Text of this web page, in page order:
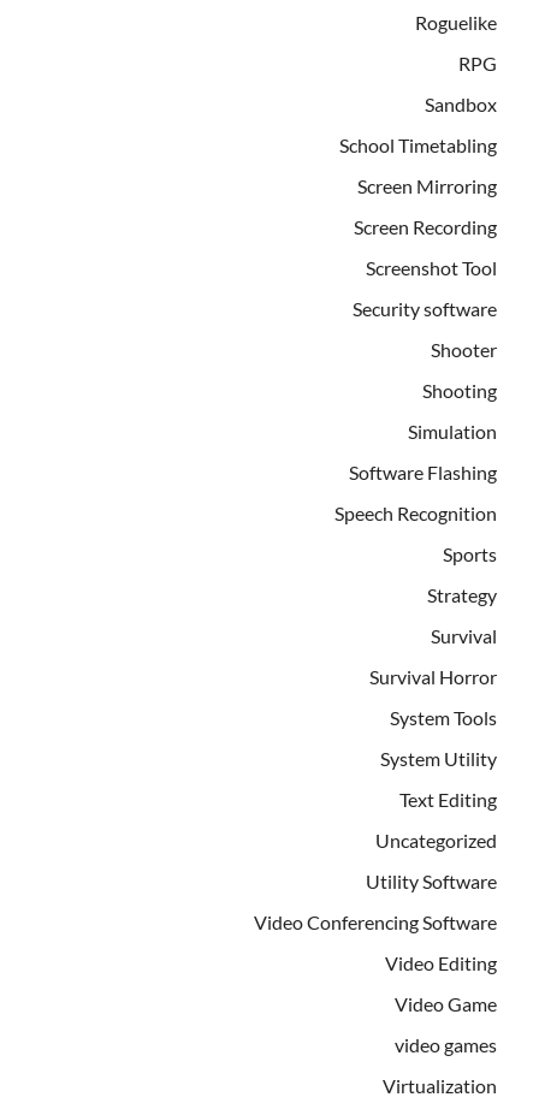
Roguelike
RPG
Sandbox
School Timetabling
Screen Mirroring
Screen Recording
Screenshot Tool
Security software
Shooter
Shooting
Simulation
Software Flashing
Speech Recognition
Sports
Strategy
Survival
Survival Horror
System Tools
System Utility
Text Editing
Uncategorized
Utility Software
Video Conferencing Software
Video Editing
Video Game
video games
Virtualization